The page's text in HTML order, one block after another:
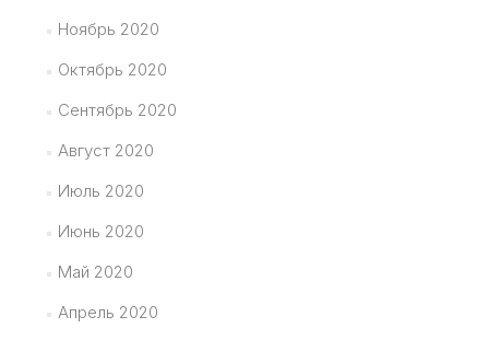
Ноябрь 2020
Октябрь 2020
Сентябрь 2020
Август 2020
Июль 2020
Июнь 2020
Май 2020
Апрель 2020